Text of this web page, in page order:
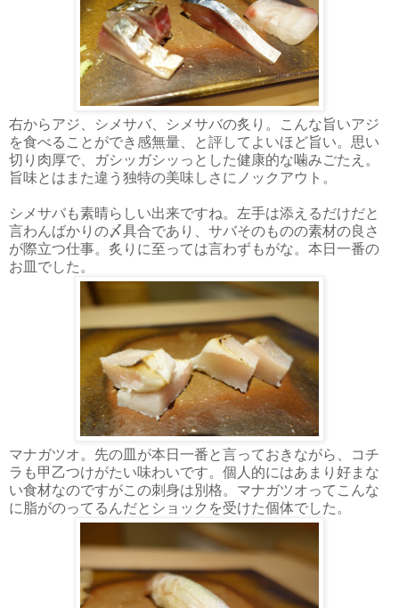
右からアジ、シメサバ、シメサバの炙り。こんな旨いアジ
を食べることができ感無量、と評してよいほど旨い。思い
切り肉厚で、ガシッガシッっとした健康的な噛みごたえ。
旨味とはまた違う独特の美味しさにノックアウト。
シメサバも素晴らしい出来ですね。左手は添えるだけだと
言わんばかりの〆具合であり、サバそのものの素材の良さ
が際立つ仕事。炙りに至っては言わずもがな。本日一番の
お皿でした。
マナガツオ。先の皿が本日一番と言っておきながら、コチ
ラも甲乙つけがたい味わいです。個人的にはあまり好まな
い食材なのですがこの刺身は別格。マナガツオってこんな
に脂がのってるんだとショックを受けた個体でした。